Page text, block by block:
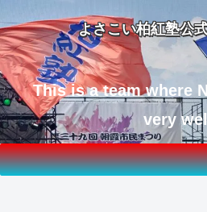
よさこい柏紅塾公
This is a team where
very